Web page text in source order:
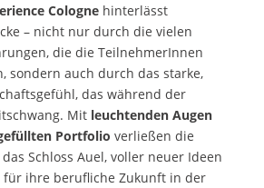
Cologne hinterlässt
– nicht nur durch die vielen
die die TeilnehmerInnen
sondern auch durch das starke,
das während der
Mit leuchtenden Augen
Portfolio verließen die
Schloss Auel, voller neuer Ideen
für ihre berufliche Zukunft in der